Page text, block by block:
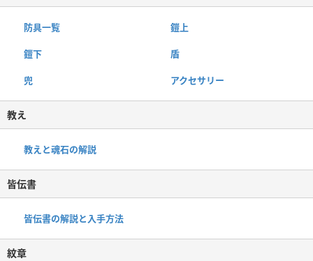
防具一覧 鎧上
鎧下 盾
兜 アクセサリー
教え
教えと魂石の解説
皆伝書
皆伝書の解説と入手方法
紋章